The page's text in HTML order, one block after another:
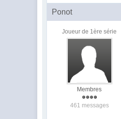
Ponot
Joueur de 1ère série
Membres
461 messages